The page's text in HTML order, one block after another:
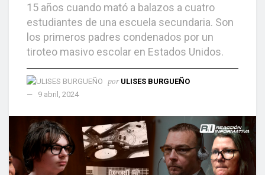
15 años cuando mató a balazos a cuatro
estudiantes de una escuela secundaria. Son
los primeros padres condenados por un
tiroteo masivo escolar en Estados Unidos.
por ULISES BURGUEÑO
9 abril, 2024